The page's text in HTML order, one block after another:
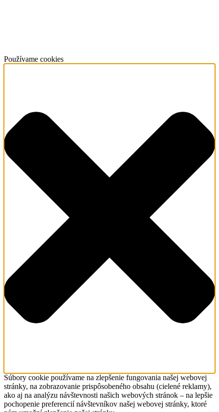
Používame cookies
Súbory cookie používame na zlepšenie fungovania našej webovej
stránky, na zobrazovanie prispôsobeného obsahu (cielené reklamy),
ako aj na analýzu návštevnosti našich webových stránok – na lepšie
pochopenie preferencií návštevníkov našej webovej stránky, ktoré